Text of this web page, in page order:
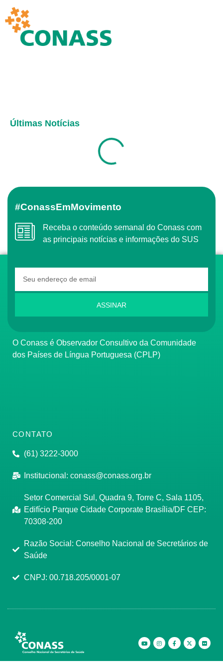
Últimas Notícias
#ConassEmMovimento
Receba o conteúdo semanal do Conass com
as principais notícias e informações do SUS
ASSINAR
O Conass é Observador Consultivo da Comunidade
dos Países de Língua Portuguesa (CPLP)
CONTATO
(61) 3222-3000
Institucional: conass@conass.org.br
Setor Comercial Sul, Quadra 9, Torre C, Sala 1105,
Edifício Parque Cidade Corporate Brasília/DF CEP:
70308-200
Razão Social: Conselho Nacional de Secretários de
Saúde
CNPJ: 00.718.205/0001-07